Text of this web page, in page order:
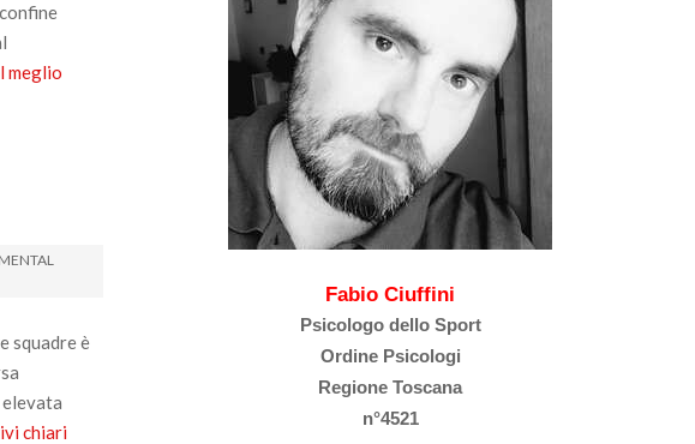
meglio
MENTAL
squadre è
chiari
Fabio Ciuffini
Psicologo dello Sport
Ordine Psicologi
Regione Toscana
n°4521